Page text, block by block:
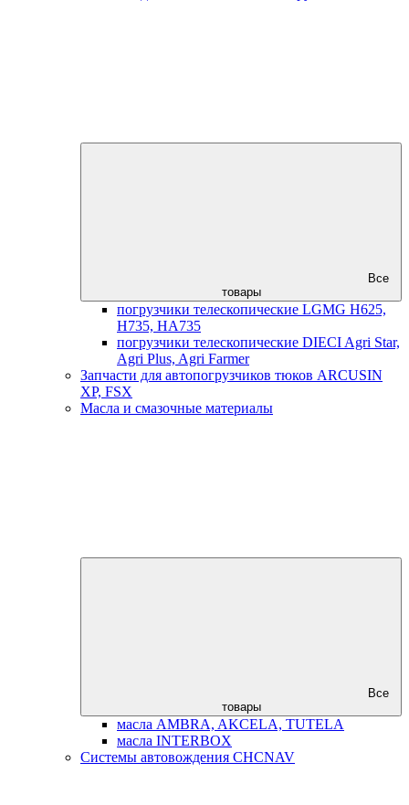
Все
товары
погрузчики телескопические LGMG H625,
H735, HA735
погрузчики телескопические DIECI Agri Star,
Agri Plus, Agri Farmer
Запчасти для автопогрузчиков тюков ARCUSIN
XP, FSX
Масла и смазочные материалы
Все
товары
масла AMBRA, AKCELA, TUTELA
масла INTERBOX
Системы автовождения CHCNAV